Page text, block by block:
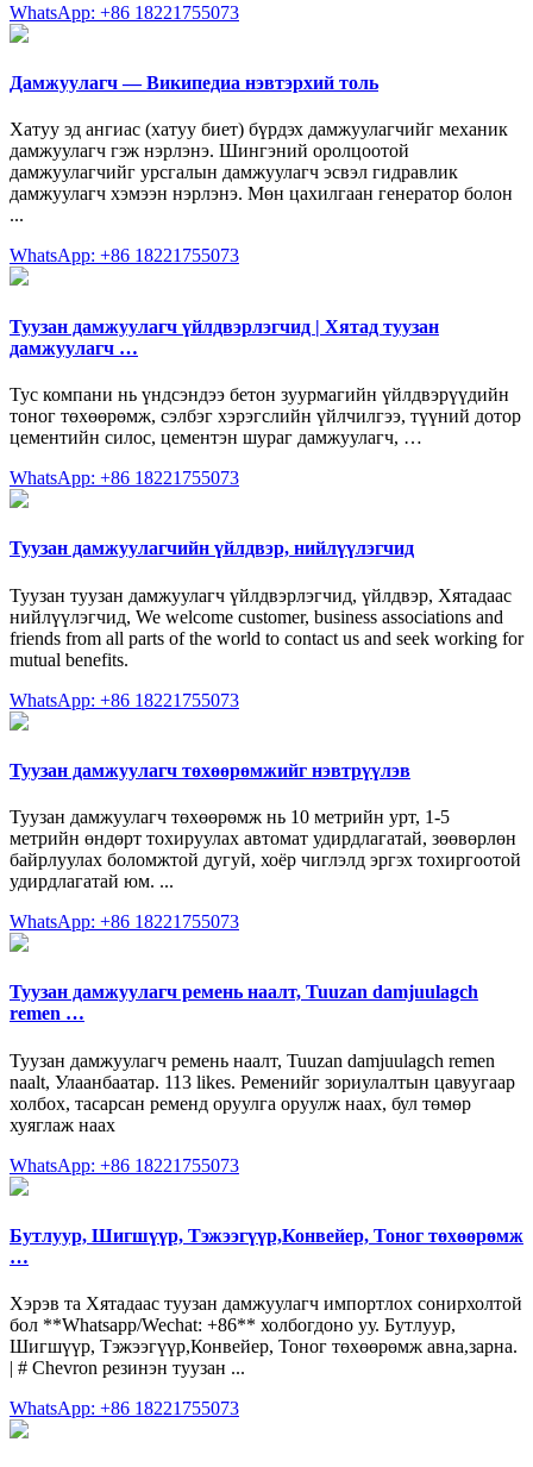
WhatsApp: +86 18221755073
Дамжуулагч — Википедиа нэвтэрхий толь
Хатуу эд ангиас (хатуу биет) бүрдэх дамжуулагчийг механик
дамжуулагч гэж нэрлэнэ. Шингэний оролцоотой
дамжуулагчийг урсгалын дамжуулагч эсвэл гидравлик
дамжуулагч хэмээн нэрлэнэ. Мөн цахилгаан генератор болон
...
WhatsApp: +86 18221755073
Туузан дамжуулагч үйлдвэрлэгчид | Хятад туузан
дамжуулагч …
Тус компани нь үндсэндээ бетон зуурмагийн үйлдвэрүүдийн
тоног төхөөрөмж, сэлбэг хэрэгслийн үйлчилгээ, түүний дотор
цементийн силос, цементэн шураг дамжуулагч, …
WhatsApp: +86 18221755073
Туузан дамжуулагчийн үйлдвэр, нийлүүлэгчид
Туузан туузан дамжуулагч үйлдвэрлэгчид, үйлдвэр, Хятадаас
нийлүүлэгчид, We welcome customer, business associations and
friends from all parts of the world to contact us and seek working for
mutual benefits.
WhatsApp: +86 18221755073
Туузан дамжуулагч төхөөрөмжийг нэвтрүүлэв
Туузан дамжуулагч төхөөрөмж нь 10 метрийн урт, 1-5
метрийн өндөрт тохируулах автомат удирдлагатай, зөөвөрлөн
байрлуулах боломжтой дугуй, хоёр чиглэлд эргэх тохиргоотой
удирдлагатай юм. ...
WhatsApp: +86 18221755073
Туузан дамжуулагч ремень наалт, Tuuzan damjuulagch
remen …
Туузан дамжуулагч ремень наалт, Tuuzan damjuulagch remen
naalt, Улаанбаатар. 113 likes. Ременийг зориулалтын цавуугаар
холбох, тасарсан ременд оруулга оруулж наах, бул төмөр
хуяглаж наах
WhatsApp: +86 18221755073
Бутлуур, Шигшүүр, Тэжээгүүр,Конвейер, Тоног төхөөрөмж
…
Хэрэв та Хятадаас туузан дамжуулагч импортлох сонирхолтой
бол **Whatsapp/Wechat: +86** холбогдоно уу. Бутлуур,
Шигшүүр, Тэжээгүүр,Конвейер, Тоног төхөөрөмж авна,зарна.
| # Chevron резинэн туузан ...
WhatsApp: +86 18221755073